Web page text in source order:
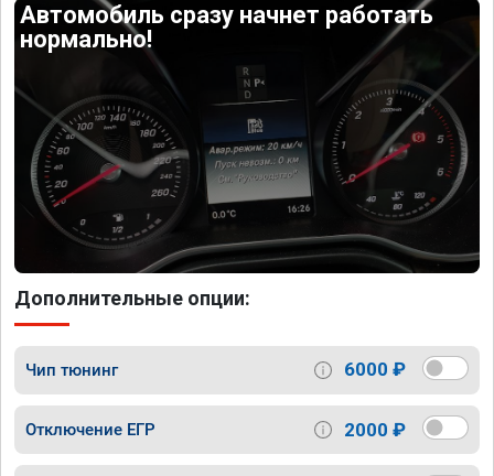
Автомобиль сразу начнет работать
нормально!
Дополнительные опции:
Чип тюнинг 6000 ₽
Отключение ЕГР 2000 ₽